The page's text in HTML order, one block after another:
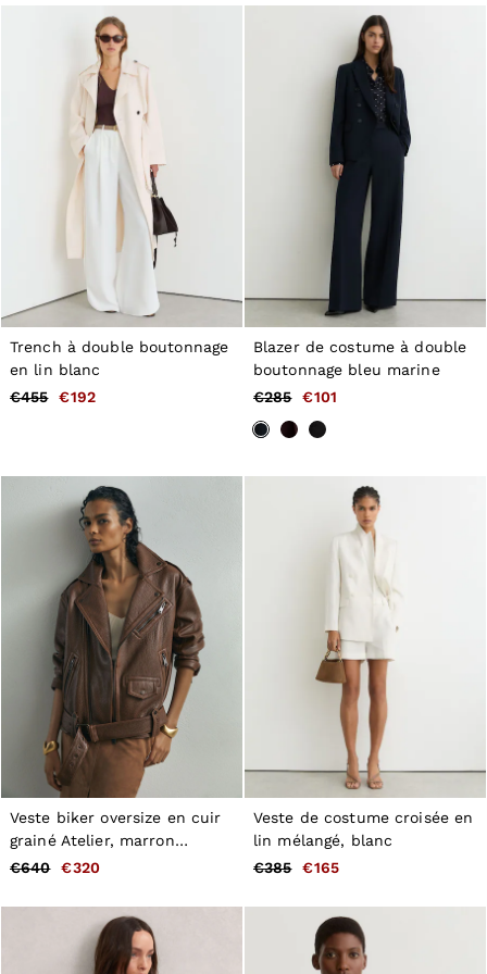
Jackets & Coats
Leather & Suede Jackets
Jeans
Sweats & Joggers
All Clothing
Heels
Sandals
Trainers
Flats
All Shoes
Belts
Jewellery
Hats, Gloves & Scarves
Socks & Tights
All Accessories
Linen Collection
Workwear
Atelier
NEW
New Arrivals
Pre-Autumn Collection
Wedding Guest & Occasion
Holiday
Shirts
T-Shirts
Polo Shirts
Trousers
Shorts
Swimwear
Suits
Tailoring
Blazers
Knitwear & Jumpers
Jackets & Coats
Leather & Suede Jackets
Jeans
Sweats, Hoodies & Joggers
Overshirts
Trainers
Loafers
Formal Shoes
Trench à double boutonnage
en lin blanc
€455
€192
Blazer de costume à double
boutonnage bleu marine
€285
€101
Veste biker oversize en cuir
grainé Atelier, marron
châtaigne
€640 €320
Veste de costume croisée en
lin mélangé, blanc
€385
€165